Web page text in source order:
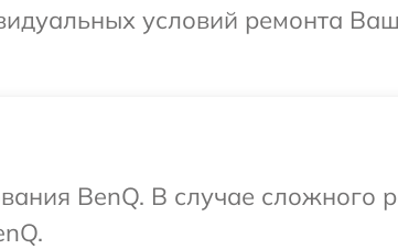
условий ремонта
BenQ. В случае сложного